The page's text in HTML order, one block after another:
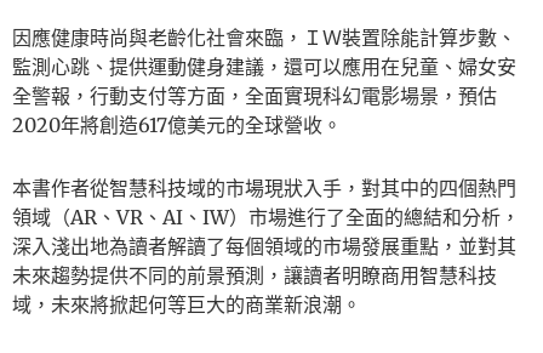
因應健康時尚與老齡化社會來臨，ＩＷ裝置除能計算步數、
監測心跳、提供運動健身建議，還可以應用在兒童、婦女安
全警報，行動支付等方面，全面實現科幻電影場景，預估
2020年將創造617億美元的全球營收。
本書作者從智慧科技域的市場現狀入手，對其中的四個熱門
領域（AR、VR、AI、IW）市場進行了全面的總結和分析，
深入淺出地為讀者解讀了每個領域的市場發展重點，並對其
未來趨勢提供不同的前景預測，讓讀者明瞭商用智慧科技
域，未來將掀起何等巨大的商業新浪潮。